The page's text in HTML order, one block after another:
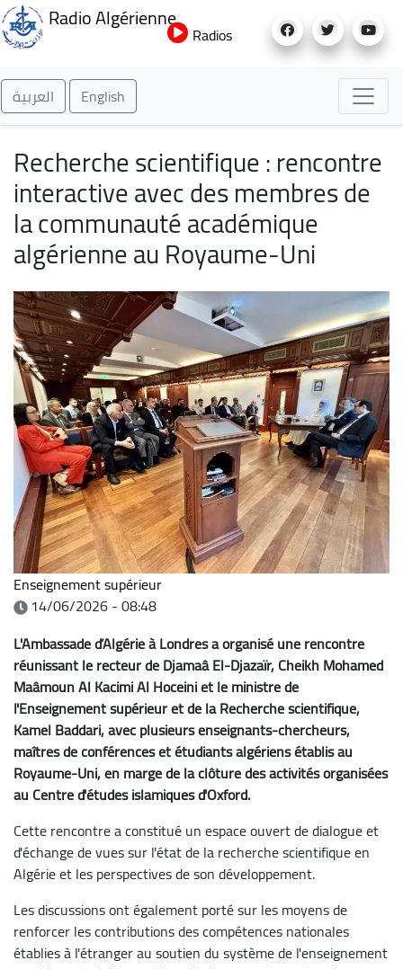
au
Radio Algérienne
Radios
العربية English
Recherche scientifique : rencontre
interactive avec des membres de
la communauté académique
algérienne au Royaume-Uni
Enseignement supérieur
14/06/2026 - 08:48
L'Ambassade d’Algérie à Londres a organisé une rencontre
réunissant le recteur de Djamaâ El-Djazaïr, Cheikh Mohamed
Maâmoun Al Kacimi Al Hoceini et le ministre de
l'Enseignement supérieur et de la Recherche scientifique,
Kamel Baddari, avec plusieurs enseignants-chercheurs,
maîtres de conférences et étudiants algériens établis au
Royaume-Uni, en marge de la clôture des activités organisées
au Centre d'études islamiques d'Oxford.
Cette rencontre a constitué un espace ouvert de dialogue et
d'échange de vues sur l'état de la recherche scientifique en
Algérie et les perspectives de son développement.
Les discussions ont également porté sur les moyens de
renforcer les contributions des compétences nationales
établies à l'étranger au soutien du système de l'enseignement